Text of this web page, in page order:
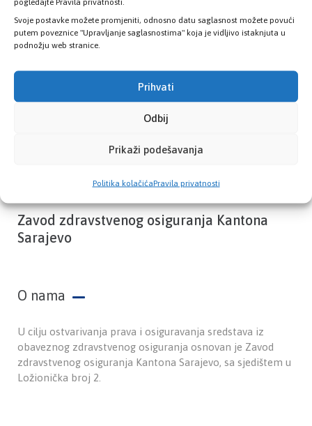
Svoje postavke možete promjeniti, odnosno datu saglasnost možete povući
putem poveznice "Upravljanje saglasnostima" koja je vidljivo istaknjuta u
podnožju web stranice.
Prihvati
Odbij
Prikaži podešavanja
Politika kolačićaPravila privatnosti
PROVJERITE STATUS
Zavod zdravstvenog osiguranja Kantona
Sarajevo
O nama
U cilju ostvarivanja prava i osiguravanja sredstava iz
obaveznog zdravstvenog osiguranja osnovan je Zavod
zdravstvenog osiguranja Kantona Sarajevo, sa sjedištem u
Ložionička broj 2.